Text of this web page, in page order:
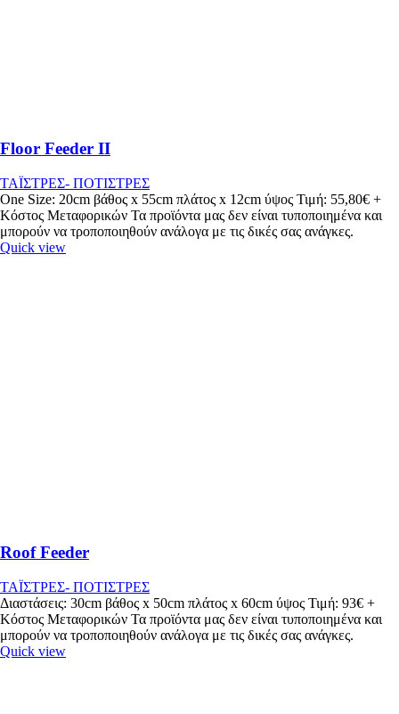
Floor Feeder II
ΤΑΪΣΤΡΕΣ- ΠΟΤΙΣΤΡΕΣ
One Size: 20cm βάθος x 55cm πλάτος x 12cm ύψος Τιμή: 55,80€ +
Κόστος Μεταφορικών Τα προϊόντα μας δεν είναι τυποποιημένα και
μπορούν να τροποποιηθούν ανάλογα με τις δικές σας ανάγκες.
Quick view
Roof Feeder
ΤΑΪΣΤΡΕΣ- ΠΟΤΙΣΤΡΕΣ
Διαστάσεις: 30cm βάθος x 50cm πλάτος x 60cm ύψος Τιμή: 93€ +
Κόστος Μεταφορικών Τα προϊόντα μας δεν είναι τυποποιημένα και
μπορούν να τροποποιηθούν ανάλογα με τις δικές σας ανάγκες.
Quick view